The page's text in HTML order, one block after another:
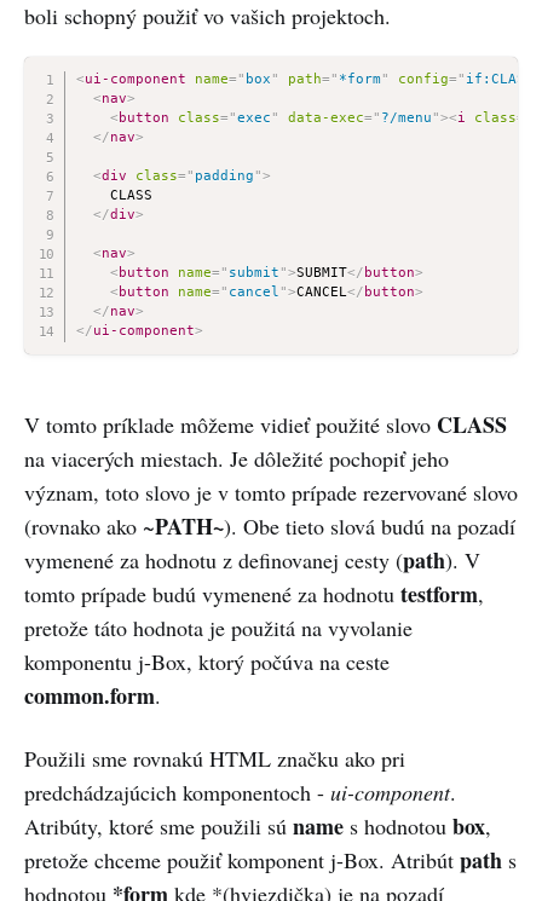
boli schopný použiť vo vašich projektoch.
<ui-component name= " box " path= " *form " config= "
<nav>
< button class= "exec " data-exec= " ?/menu "><i class=
</nav>
<div class= " padding ">
    CLASS
</div>
<nav>
< button name= " submit ">SUBMIT</ button>
< button name= " cancel ">CANCEL</ button>
</nav>
</ui-component>
V tomto príklade môžeme vidieť použité slovo CLASS
na viacerých miestach. Je dôležité pochopiť jeho
význam, toto slovo je v tomto prípade rezervované slovo
(rovnako ako ~PATH~). Obe tieto slová budú na pozadí
vymenené za hodnotu z definovanej cesty (path). V
tomto prípade budú vymenené za hodnotu testform,
pretože táto hodnota je použitá na vyvolanie
komponentu j-Box, ktorý počúva na ceste
common.form.
Použili sme rovnakú HTML značku ako pri
predchádzajúcich komponentoch - ui-component.
Atribúty, ktoré sme použili sú name s hodnotou box,
pretože chceme použiť komponent j-Box. Atribút path s
hodnotou *form kde *(hviezdička) je na pozadí